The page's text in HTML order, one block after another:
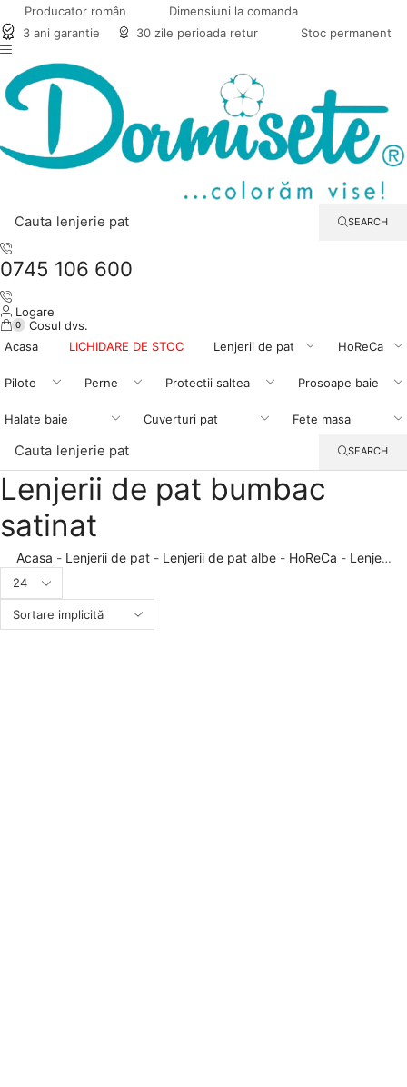
Producator român
Dimensiuni la comanda
3 ani garantie
30 zile perioada retur Stoc permanent
Cauta lenjerie pat SEARCH
0745 106 600
Logare
0
Cosul dvs.
Acasa
LICHIDARE DE STOC Lenjerii de pat HoReCa
Pilote Perne Protectii saltea Prosoape baie
Halate baie Cuverturi pat Fete masa
Cauta lenjerie pat SEARCH
Placeholder
for
description
Lenjerii de pat bumbac
satinat
Acasa - Lenjerii de pat- Lenjerii de pat albe- HoReCa - Lenjerii
Products
per
page